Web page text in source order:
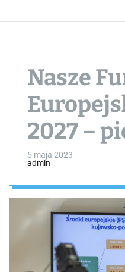
Nasze
2027 –
nabory
Briefing
5 maja 2023
admin